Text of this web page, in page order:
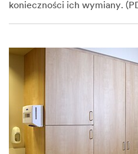
konieczności ich wymiany.
1,